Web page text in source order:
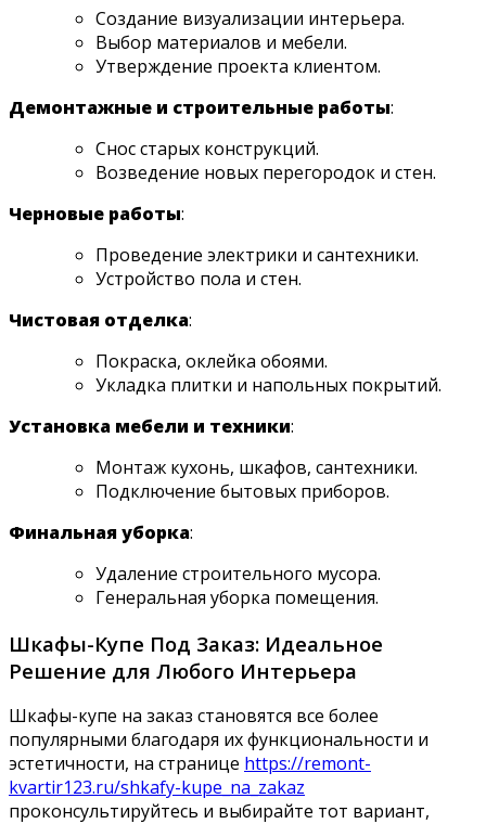
Создание визуализации интерьера.
Выбор материалов и мебели.
Утверждение проекта клиентом.
Демонтажные и строительные работы:
Снос старых конструкций.
Возведение новых перегородок и стен.
Черновые работы:
Проведение электрики и сантехники.
Устройство пола и стен.
Чистовая отделка:
Покраска, оклейка обоями.
Укладка плитки и напольных покрытий.
Установка мебели и техники:
Монтаж кухонь, шкафов, сантехники.
Подключение бытовых приборов.
Финальная уборка:
Удаление строительного мусора.
Генеральная уборка помещения.
Шкафы-Купе Под Заказ: Идеальное
Решение для Любого Интерьера
Шкафы-купе на заказ становятся все более
популярными благодаря их функциональности и
эстетичности, на странице https://remont-
kvartir123.ru/shkafy-kupe_na_zakaz
проконсультируйтесь и выбирайте тот вариант,